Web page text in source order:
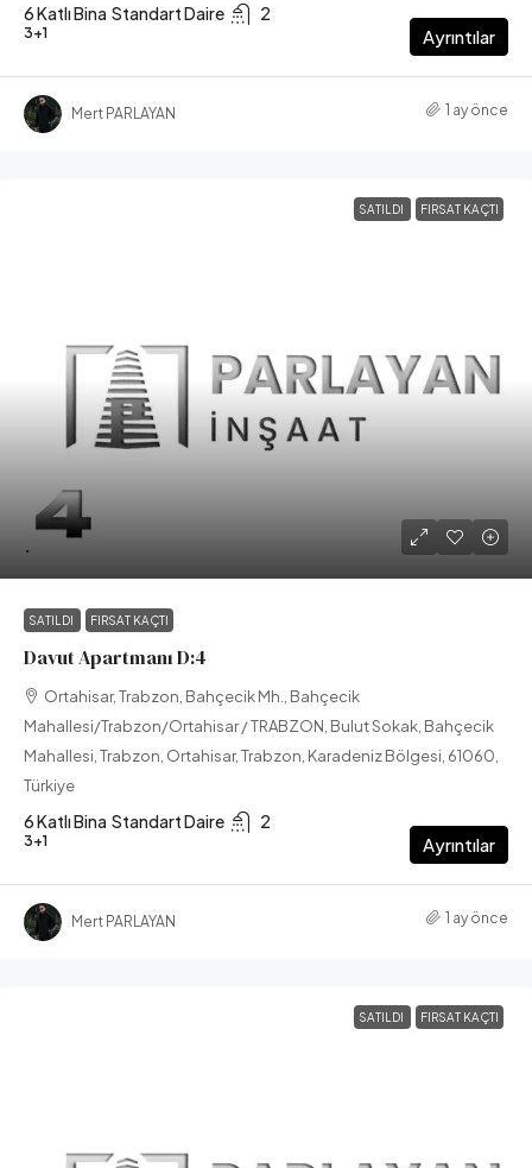
6 Katlı Bina Standart Daire 2
3+1 Ayrıntılar
Mert PARLAYAN 1 ay önce
SATILDI FIRSAT KAÇTI
.
SATILDI FIRSAT KAÇTI
Davut Apartmanı D:4
Ortahisar, Trabzon, Bahçecik Mh., Bahçecik
Mahallesi/Trabzon/Ortahisar / TRABZON, Bulut Sokak, Bahçecik
Mahallesi, Trabzon, Ortahisar, Trabzon, Karadeniz Bölgesi, 61060,
Türkiye
6 Katlı Bina Standart Daire 2
3+1 Ayrıntılar
Mert PARLAYAN 1 ay önce
SATILDI FIRSAT KAÇTI